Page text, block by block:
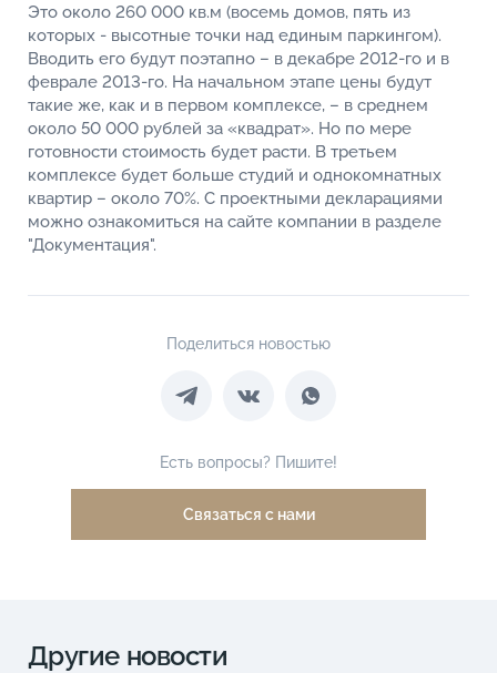
Это около 260 000 кв.м (восемь домов, пять из
которых - высотные точки над единым паркингом).
Вводить его будут поэтапно – в декабре 2012-го и в
феврале 2013-го. На начальном этапе цены будут
такие же, как и в первом комплексе, – в среднем
около 50 000 рублей за «квадрат». Но по мере
готовности стоимость будет расти. В третьем
комплексе будет больше студий и однокомнатных
квартир – около 70%. С проектными декларациями
можно ознакомиться на сайте компании в разделе
"Документация".
Поделиться новостью
Есть вопросы? Пишите!
Связаться с нами
Другие новости